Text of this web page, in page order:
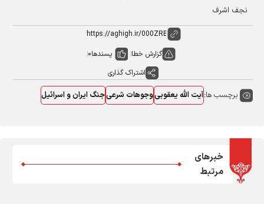
نجف اشرف
گزارش خطا پسندها0
اشتراک گذاری
برچسب ها:آیت الله یعقوبیوجوهات شرعیجنگ ایران و اسرائیل
خبرهای
مرتبط